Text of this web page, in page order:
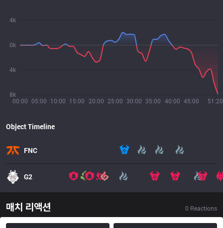
00:00 05:00 10:00 15:00 20:00 25:00 30:00 35:00 40:00 45:00 51:20
8k
4k
0k
4k
Object Timeline
FNC
G2
매치 리액션 0 Reactions